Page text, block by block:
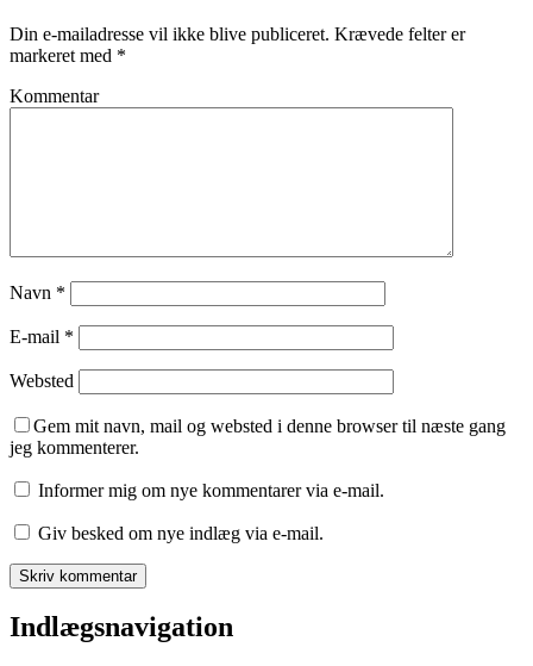
Din e-mailadresse vil ikke blive publiceret. Krævede felter er
markeret med *
Kommentar
Navn *
E-mail *
Websted
Gem mit navn, mail og websted i denne browser til næste gang
jeg kommenterer.
Informer mig om nye kommentarer via e-mail.
Giv besked om nye indlæg via e-mail.
Indlægsnavigation